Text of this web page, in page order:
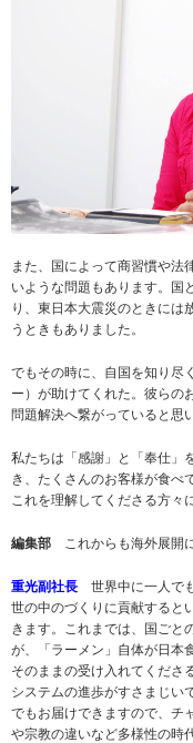
また、国によって商習慣や法
いような問題もあります。国
り、東日本大震災のときには
うときもありました。
でもその時に、自国を知り尽
ー）が助けてくれた。彼らの
問題解決へ繋がっていると思
私たちは「感謝」と「奉仕」
き、たくさんのお客様が食べ
これを理解してくださる方々
編集部 これからも海外展開
重光副社長 世界中に一人で
世の中のづくりに貢献すると
きます。これまでは、国ごと
が、「ラーメン」自体が日本
そのままの受け入れてくださ
システムの進歩がすさまじい
でもお届けできますので、チ
や宗教の違いなど多様性の時